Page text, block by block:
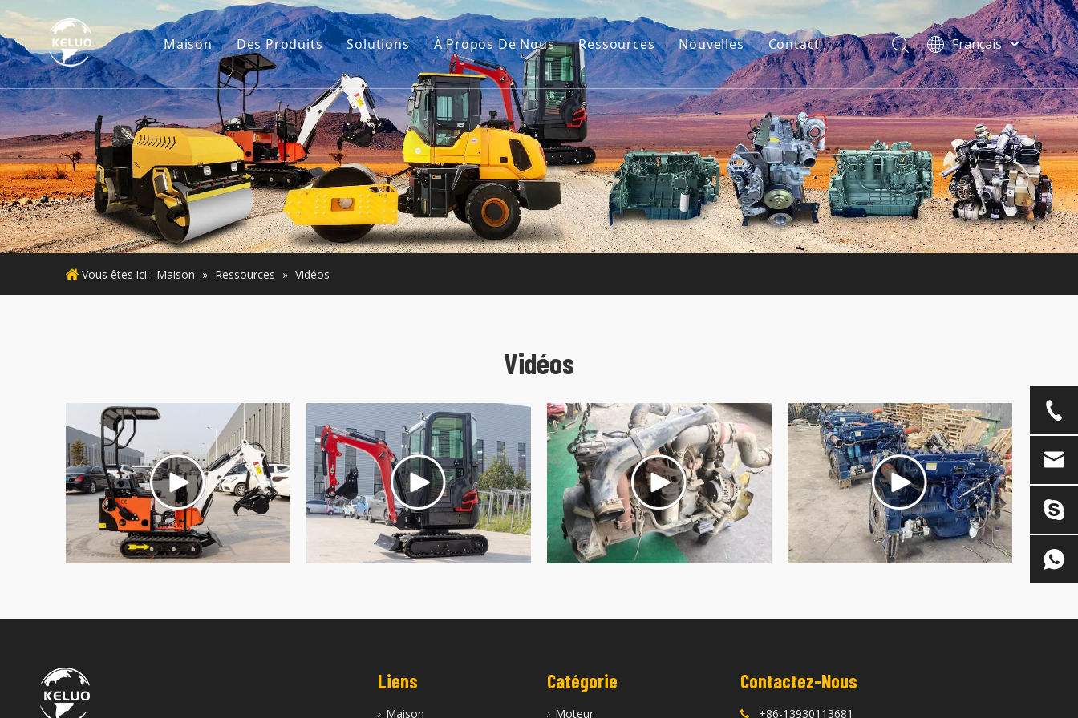
Maison Des Produits
Moteur
Accessoires d'excavatrice
Petites machines de construction
Moteur d'occasion
Machines d'occasion
Solutions À Propos De Nous
Notre histoire
Notre avantage
Ressources
Guides
FAQ
Vidéos
Nouvelles Contact
Français
فارسی
Bahasa
indonesia
Türk dili
ไทย
Italiano
Deutsch
Português
Español
English
Vous êtes ici: Maison » Ressources » Vidéos
Vidéos
Liens
Maison
Catégorie
Moteur
Contactez-Nous
 +86-13930113681